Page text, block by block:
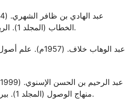
الخطاب (المجلد 1). الرياض: دار الكتاب الجديد.
منهاج الوصول (المجلد 1). بيروت: دار الكتب العلمية.